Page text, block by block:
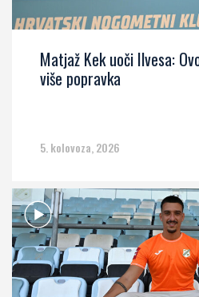
Matjaž Kek uoči Ilvesa:
više popravka
5. kolovoza, 2026